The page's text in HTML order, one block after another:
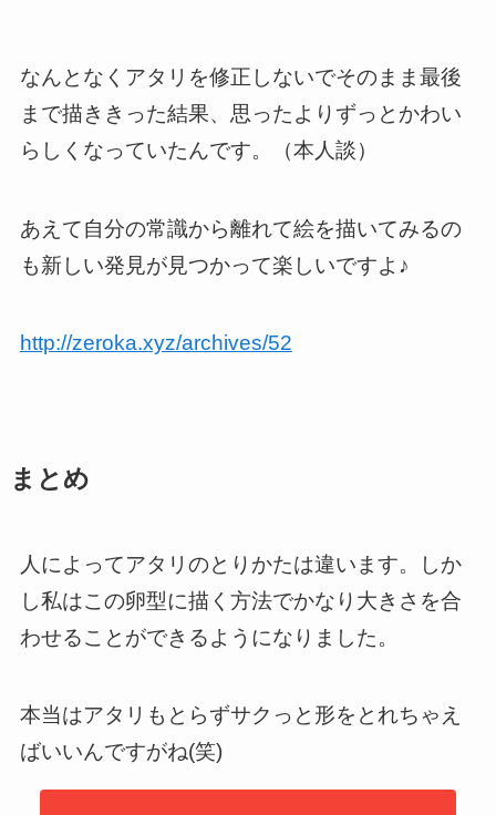
なんとなくアタリを修正しないでそのまま最後
まで描ききった結果、 思ったよりずっとかわい
らしくなっていたんです。（本人談）
あえて自分の常識から離れて絵を描いてみるの
も新しい発見が見つかって楽しいですよ♪
http://zeroka.xyz/archives/52
まとめ
人によってアタリのとりかたは違います。しか
し私はこの卵型に描く方法でかなり大きさを合
わせることができるようになりました。
本当はアタリもとらずサクっと形をとれちゃえ
ばいいんですがね(笑)